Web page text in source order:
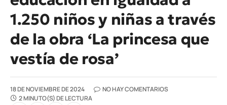
1.250 niños y niñas a través
de la obra ‘La princesa que
vestía de rosa’
18 DE NOVIEMBRE DE 2024
NO HAY COMENTARIOS
2 MINUTO(S) DE LECTURA